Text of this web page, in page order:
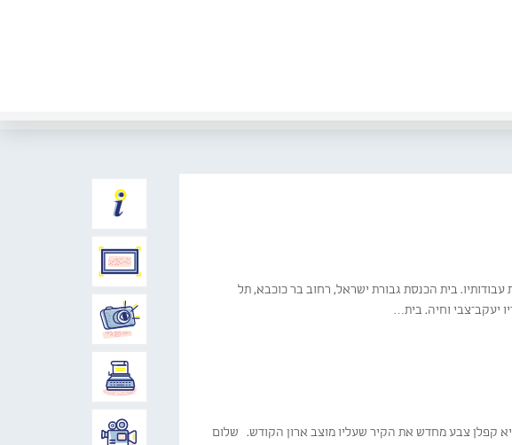
בית הכנסת גבורת ישראל, רחוב בר כוכבא, תל
יעקב־צבי וחיה. בית…
עשה האמן שלום זאב רשלבך ב־1962. בשנת 2022 אמן גיא קפלן צבע מחדש את הקיר שעליו מוצב ארון הקודש. שלום